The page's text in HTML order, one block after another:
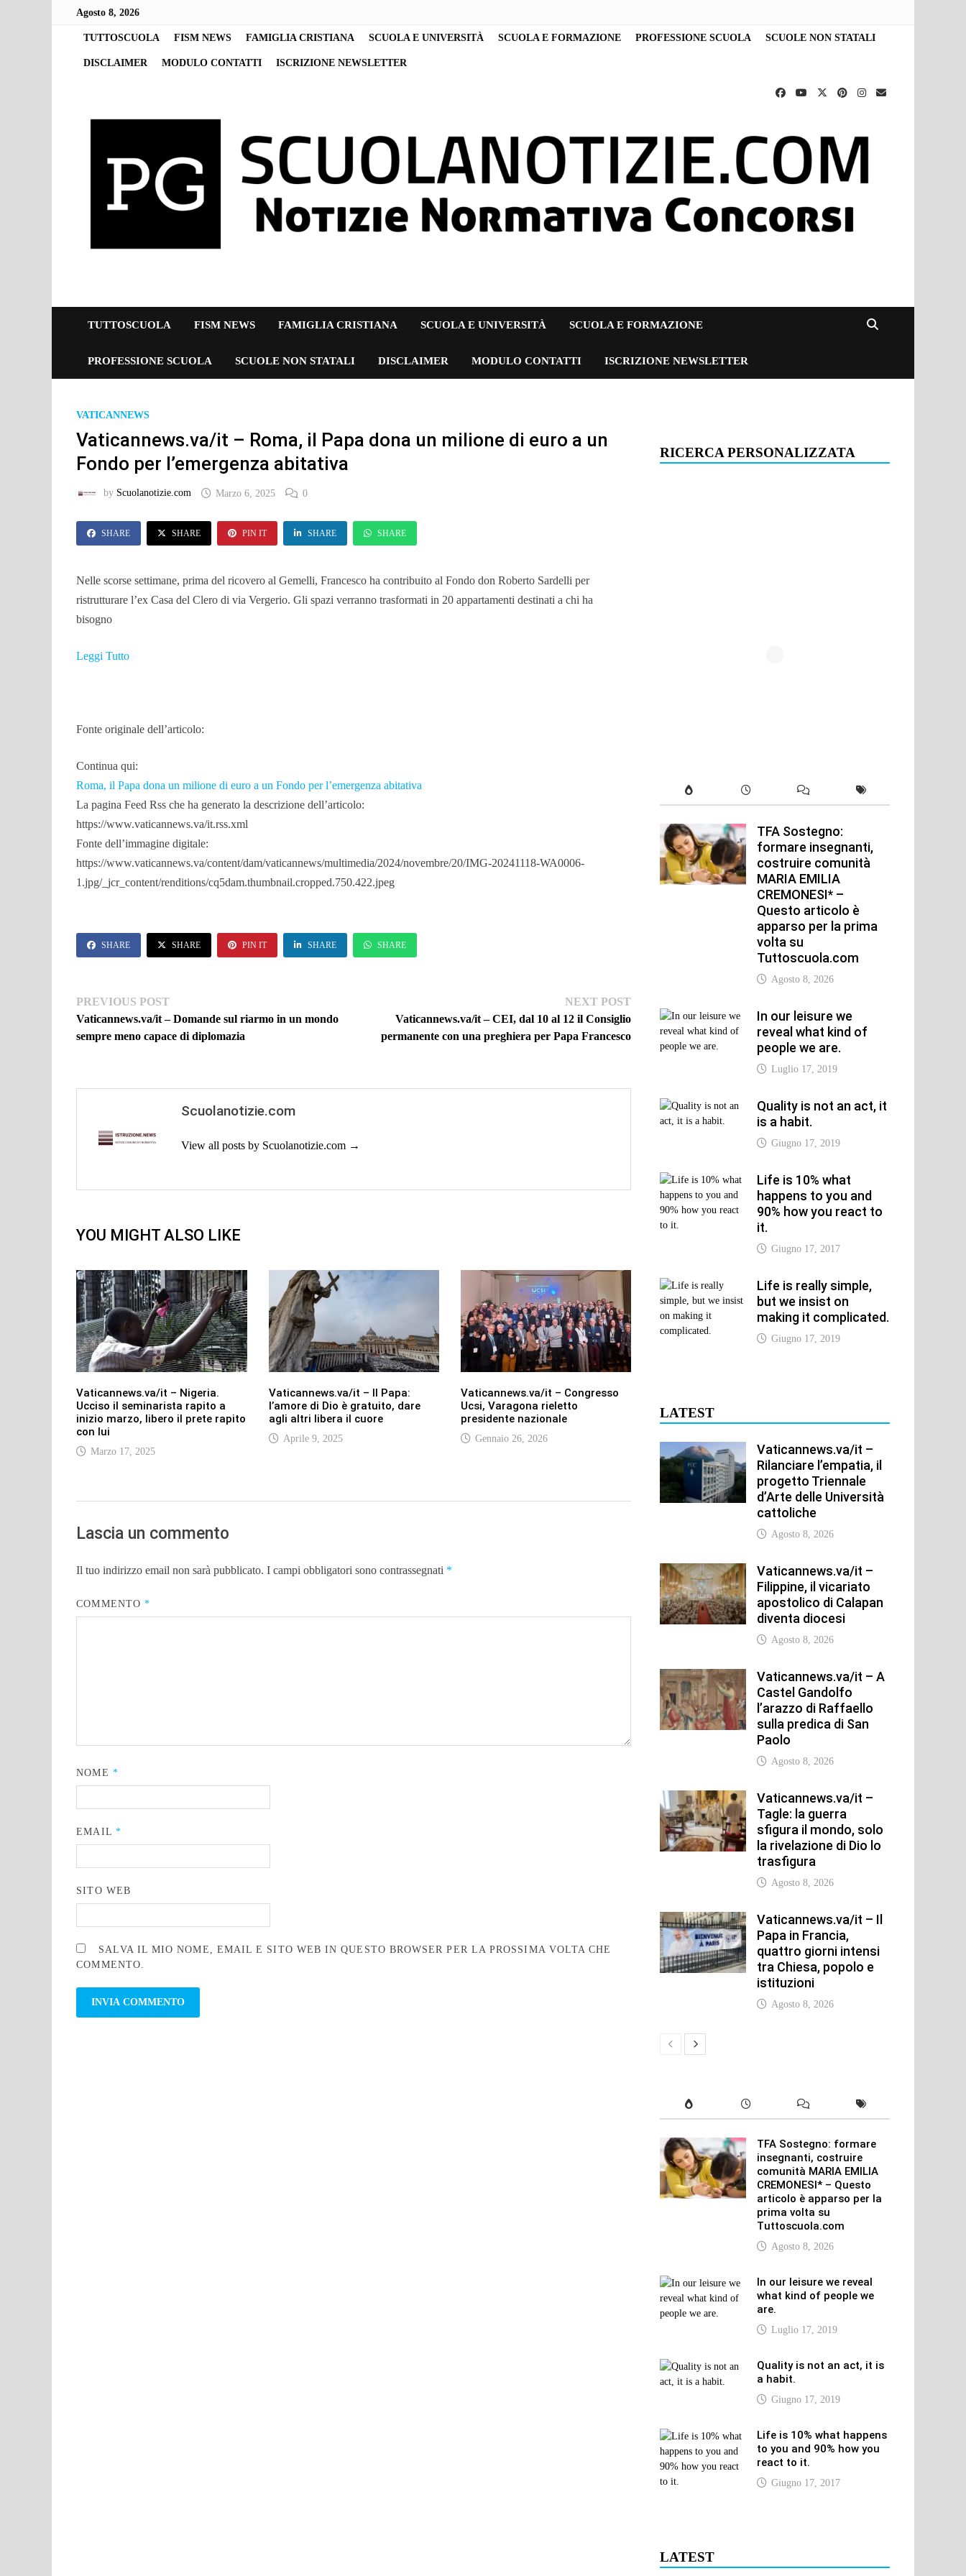
Agosto 8, 2026
TUTTOSCUOLA FISM NEWS FAMIGLIA CRISTIANA SCUOLA E UNIVERSITÀ SCUOLA E FORMAZIONE PROFESSIONE SCUOLA SCUOLE NON STATALI
DISCLAIMER MODULO CONTATTI ISCRIZIONE NEWSLETTER
TUTTOSCUOLA FISM NEWS FAMIGLIA CRISTIANA SCUOLA E UNIVERSITÀ SCUOLA E FORMAZIONE
PROFESSIONE SCUOLA SCUOLE NON STATALI DISCLAIMER MODULO CONTATTI ISCRIZIONE NEWSLETTER
VATICANNEWS
Vaticannews.va/it – Roma, il Papa dona un milione di euro a un
Fondo per l’emergenza abitativa
by Scuolanotizie.com Marzo 6, 2025 0
SHARE SHARE PIN IT SHARE SHARE
Nelle scorse settimane, prima del ricovero al Gemelli, Francesco ha contribuito al Fondo don Roberto Sardelli per
ristrutturare l’ex Casa del Clero di via Vergerio. Gli spazi verranno trasformati in 20 appartamenti destinati a chi ha
bisogno
Leggi Tutto
Fonte originale dell’articolo:
Continua qui:
Roma, il Papa dona un milione di euro a un Fondo per l’emergenza abitativa
La pagina Feed Rss che ha generato la descrizione dell’articolo:
https://www.vaticannews.va/it.rss.xml
Fonte dell’immagine digitale:
https://www.vaticannews.va/content/dam/vaticannews/multimedia/2024/novembre/20/IMG-20241118-WA0006-
1.jpg/_jcr_content/renditions/cq5dam.thumbnail.cropped.750.422.jpeg
SHARE SHARE PIN IT SHARE SHARE
Navigazione
articoli
PREVIOUS POSTPrevious
post:
Vaticannews.va/it – Domande sul riarmo in un mondo
sempre meno capace di diplomazia
NEXT POSTNext
Vaticannews.va/it – CEI, dal 10 al 12 il Consiglio
permanente con una preghiera per Papa Francesco
Scuolanotizie.com
View all posts by Scuolanotizie.com →
YOU MIGHT ALSO LIKE
Vaticannews.va/it – Nigeria.
Ucciso il seminarista rapito a
inizio marzo, libero il prete rapito
con lui
Marzo 17, 2025
Vaticannews.va/it – Il Papa:
l’amore di Dio è gratuito, dare
agli altri libera il cuore
Aprile 9, 2025
Vaticannews.va/it – Congresso
Ucsi, Varagona rieletto
presidente nazionale
Gennaio 26, 2026
Lascia un commento
Il tuo indirizzo email non sarà pubblicato. I campi obbligatori sono contrassegnati *
COMMENTO *
NOME *
EMAIL *
SITO WEB
SALVA IL MIO NOME, EMAIL E SITO WEB IN QUESTO BROWSER PER LA PROSSIMA VOLTA CHE
COMMENTO.
RICERCA PERSONALIZZATA
TFA Sostegno:
formare insegnanti,
costruire comunità
MARIA EMILIA
CREMONESI* –
Questo articolo è
apparso per la prima
volta su
Tuttoscuola.com
Agosto 8, 2026
In our leisure we
reveal what kind of
people we are.
Luglio 17, 2019
Quality is not an act, it
is a habit.
Giugno 17, 2019
Life is 10% what
happens to you and
90% how you react to
it.
Giugno 17, 2017
Life is really simple,
but we insist on
making it complicated.
Giugno 17, 2019
LATEST
Vaticannews.va/it –
Rilanciare l’empatia, il
progetto Triennale
d’Arte delle Università
cattoliche
Agosto 8, 2026
Vaticannews.va/it –
Filippine, il vicariato
apostolico di Calapan
diventa diocesi
Agosto 8, 2026
Vaticannews.va/it – A
Castel Gandolfo
l’arazzo di Raffaello
sulla predica di San
Paolo
Agosto 8, 2026
Vaticannews.va/it –
Tagle: la guerra
sfigura il mondo, solo
la rivelazione di Dio lo
trasfigura
Agosto 8, 2026
Vaticannews.va/it – Il
Papa in Francia,
quattro giorni intensi
tra Chiesa, popolo e
istituzioni
Agosto 8, 2026
TFA Sostegno: formare
insegnanti, costruire
comunità MARIA EMILIA
CREMONESI* – Questo
articolo è apparso per la
prima volta su
Tuttoscuola.com
Agosto 8, 2026
In our leisure we reveal
what kind of people we
are.
Luglio 17, 2019
Quality is not an act, it is
a habit.
Giugno 17, 2019
Life is 10% what happens
to you and 90% how you
react to it.
Giugno 17, 2017
LATEST